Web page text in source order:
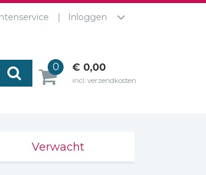
Inloggen
0 € 0,00
incl. verzendkosten
Verwacht